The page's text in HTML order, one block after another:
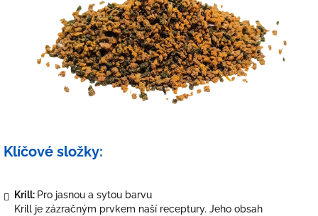
Klíčové složky:
Krill: Pro jasnou a sytou barvu
Krill je zázračným prvkem naší receptury. Jeho obsah